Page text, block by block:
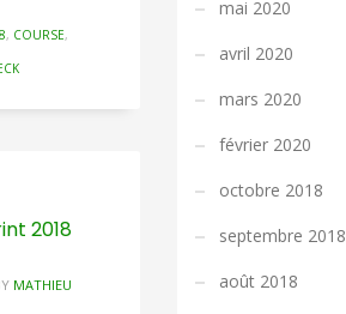
, COURSE,
2018
MATHIEU
mai 2020
avril 2020
mars 2020
février 2020
octobre 2018
septembre 2018
août 2018